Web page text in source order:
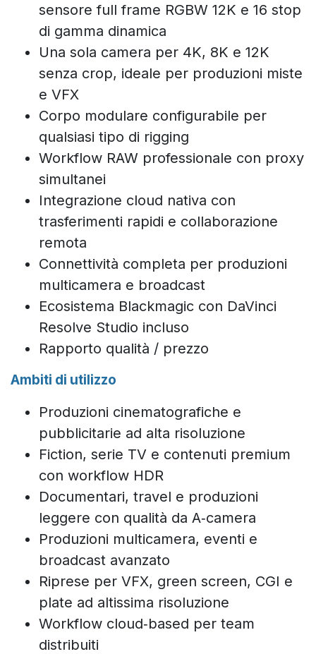
sensore full frame RGBW 12K e 16 stop
di gamma dinamica
Una sola camera per 4K, 8K e 12K
senza crop, ideale per produzioni miste
e VFX
Corpo modulare configurabile per
qualsiasi tipo di rigging
Workflow RAW professionale con proxy
simultanei
Integrazione cloud nativa con
trasferimenti rapidi e collaborazione
remota
Connettività completa per produzioni
multicamera e broadcast
Ecosistema Blackmagic con DaVinci
Resolve Studio incluso
Rapporto qualità / prezzo
Ambiti di utilizzo
Produzioni cinematografiche e
pubblicitarie ad alta risoluzione
Fiction, serie TV e contenuti premium
con workflow HDR
Documentari, travel e produzioni
leggere con qualità da A‑camera
Produzioni multicamera, eventi e
broadcast avanzato
Riprese per VFX, green screen, CGI e
plate ad altissima risoluzione
Workflow cloud‑based per team
distribuiti